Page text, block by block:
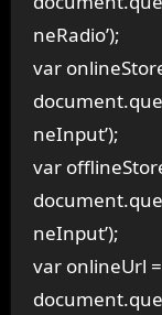
neRadio’);
var
neInput’);
var
neInput’);
var onlineUrl =